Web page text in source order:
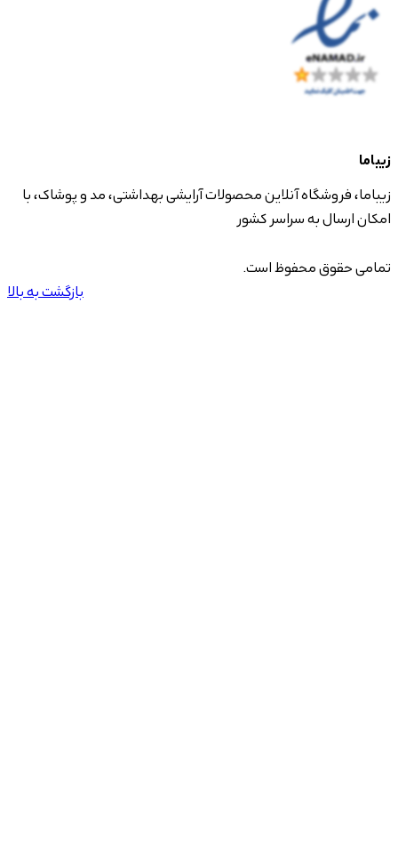
زیباما
زیباما، فروشگاه آنلاین محصولات آرایشی بهداشتی، مد و پوشاک، با
امکان ارسال به سراسر کشور
تمامی حقوق محفوظ است.
بازگشت به بالا